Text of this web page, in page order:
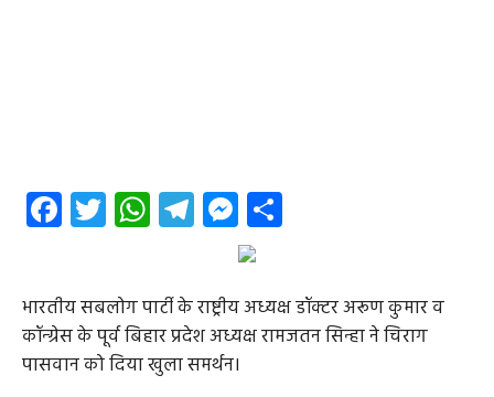
Facebook
Twitter
WhatsApp
Telegram
Messenger
भारतीय सबलोग पार्टी के राष्ट्रीय अध्यक्ष डॉक्टर अरूण कुमार व
कॉन्ग्रेस के पूर्व बिहार प्रदेश अध्यक्ष रामजतन सिन्हा ने चिराग
पासवान को दिया खुला समर्थन।